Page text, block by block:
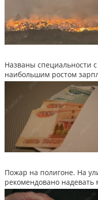
Названы специальности с
наибольшим ростом
Пожар на полигоне. На
рекомендовано надевать